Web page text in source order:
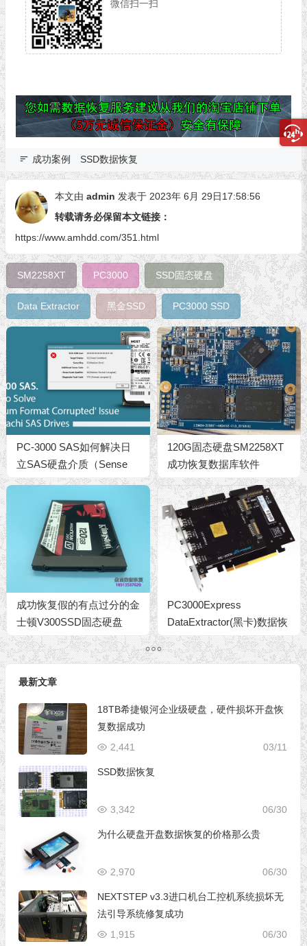
微信扫一扫
成功案例 SSD数据恢复
本文由 admin 发表于 2023年 6月 29日17:58:56
转载请务必保留本文链接：
https://www.amhdd.com/351.html
SM2258XT PC3000 SSD固态硬盘
Data Extractor 黑金SSD PC3000 SSD
PC-3000 SAS如何解决日
立SAS硬盘介质（Sense
code is 00[Medium Format
Corrupted]）格式损坏的问
120G固态硬盘SM2258XT
成功恢复数据库软件
成功恢复假的有点过分的金
士顿V300SSD固态硬盘
PC3000Express
DataExtractor(黑卡)数据恢
复软件
最新文章
18TB希捷银河企业级硬盘，硬件损坏开盘恢
复数据成功
03/11
2,441
SSD数据恢复
06/30
3,342
为什么硬盘开盘数据恢复的价格那么贵
06/30
2,970
NEXTSTEP v3.3进口机台工控机系统损坏无
法引导系统修复成功
06/30
1,915